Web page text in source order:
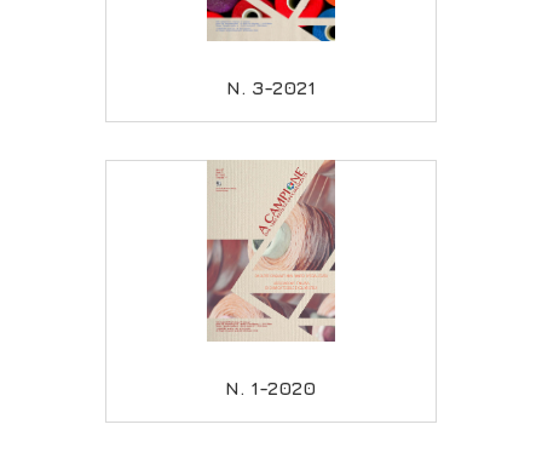
N. 3-2021
N. 1-2020